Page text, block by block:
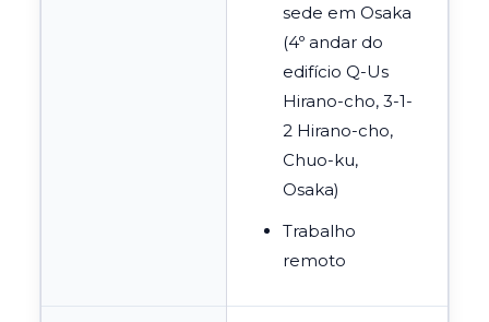
sede em Osaka
(4º andar do
edifício Q-Us
Hirano-cho, 3-1-
2 Hirano-cho,
Chuo-ku,
Osaka)
Trabalho
remoto